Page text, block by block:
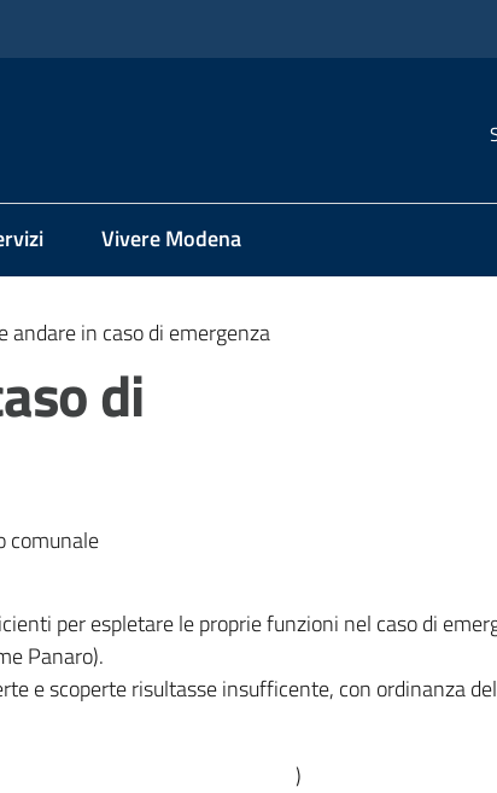
Vivere Modena
andare in caso di emergenza
di
comunale
per espletare le proprie funzioni nel caso di
Panaro).
e scoperte risultasse insufficente, con ordinanza
)